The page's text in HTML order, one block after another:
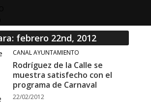
febrero 22nd, 2012
CANAL AYUNTAMIENTO
Rodríguez de la Calle se
muestra satisfecho con el
programa de Carnaval
22/02/2012